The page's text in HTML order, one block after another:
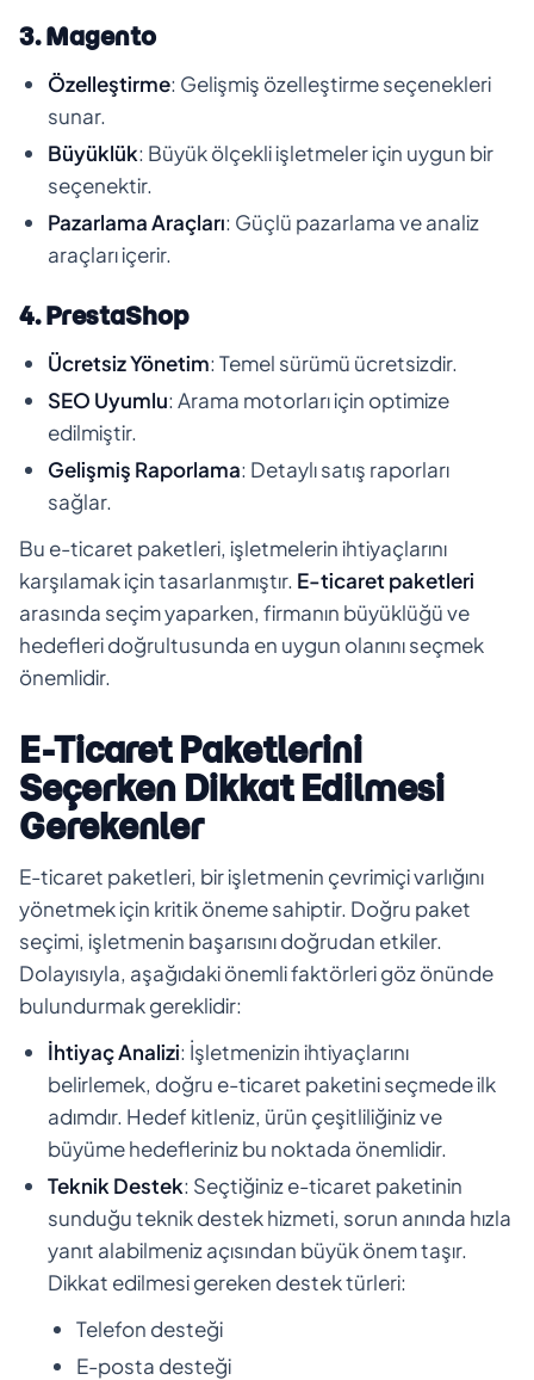
3. Magento
Özelleştirme: Gelişmiş özelleştirme seçenekleri
sunar.
Büyüklük: Büyük ölçekli işletmeler için uygun bir
seçenektir.
Pazarlama Araçları: Güçlü pazarlama ve analiz
araçları içerir.
4. PrestaShop
Ücretsiz Yönetim: Temel sürümü ücretsizdir.
SEO Uyumlu: Arama motorları için optimize
edilmiştir.
Gelişmiş Raporlama: Detaylı satış raporları
sağlar.
Bu e-ticaret paketleri, işletmelerin ihtiyaçlarını
karşılamak için tasarlanmıştır. E-ticaret paketleri
arasında seçim yaparken, firmanın büyüklüğü ve
hedefleri doğrultusunda en uygun olanını seçmek
önemlidir.
E-Ticaret Paketlerini
Seçerken Dikkat Edilmesi
Gerekenler
E-ticaret paketleri, bir işletmenin çevrimiçi varlığını
yönetmek için kritik öneme sahiptir. Doğru paket
seçimi, işletmenin başarısını doğrudan etkiler.
Dolayısıyla, aşağıdaki önemli faktörleri göz önünde
bulundurmak gereklidir:
İhtiyaç Analizi: İşletmenizin ihtiyaçlarını
belirlemek, doğru e-ticaret paketini seçmede ilk
adımdır. Hedef kitleniz, ürün çeşitliliğiniz ve
büyüme hedefleriniz bu noktada önemlidir.
Teknik Destek: Seçtiğiniz e-ticaret paketinin
sunduğu teknik destek hizmeti, sorun anında hızla
yanıt alabilmeniz açısından büyük önem taşır.
Dikkat edilmesi gereken destek türleri:
Telefon desteği
E-posta desteği